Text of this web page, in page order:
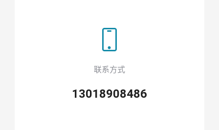
联系方式
13018908486